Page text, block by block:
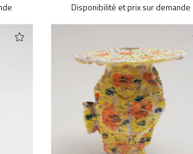
Disponibilité et prix sur demande